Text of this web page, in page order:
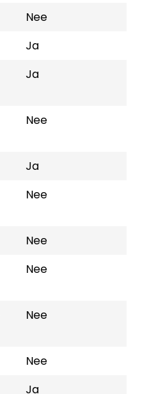
Nee
Ja
Ja
Nee
Ja
Nee
Nee
Nee
Nee
Nee
Ja